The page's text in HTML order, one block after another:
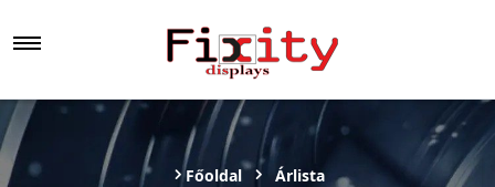
Főoldal
Árlista